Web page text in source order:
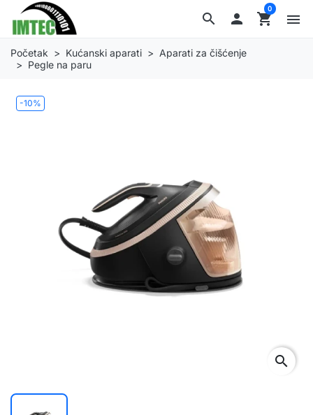
search  shopping_cart
0
menu
Početak Kućanski aparati
Aparati za čišćenje
Pegle na paru
-10%
search